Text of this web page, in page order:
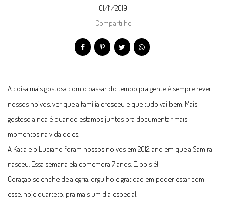
01/11/2019
Compartilhe
A coisa mais gostosa com o passar do tempo pra gente é sempre rever
nossos noivos, ver que a família cresceu e que tudo vai bem. Mais
gostoso ainda é quando estamos juntos pra documentar mais
momentos na vida deles.
A Katia e o Luciano foram nossos noivos em 2012, ano em que a Samira
nasceu. Essa semana ela comemora 7 anos. É, pois é!
Coração se enche de alegria, orgulho e gratidão em poder estar com
esse, hoje quarteto, pra mais um dia especial.